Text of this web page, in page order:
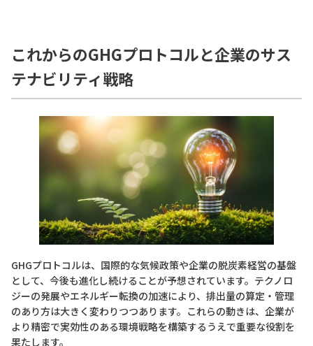
これからのGHGプロトコルと企業のサス
テナビリティ戦略
GHGプロトコルは、国際的な気候政策や企業の脱炭素経営の基盤
として、今後も進化し続けることが予想されています。テクノロ
ジーの発展やエネルギー転換の加速により、排出量の算定・管理
のあり方は大きく変わりつつあります。これらの動きは、企業が
より精密で実効性のある環境戦略を構築するうえで重要な役割を
果たします。